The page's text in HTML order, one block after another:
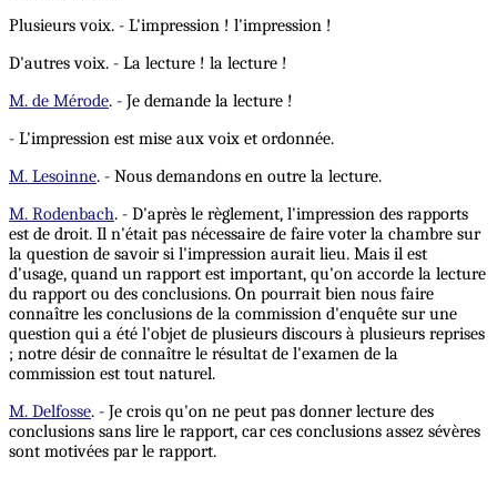
Plusieurs voix. - L'impression ! l'impression !
D'autres voix. - La lecture ! la lecture !
M. de Mérode. - Je demande la lecture !
- L'impression est mise aux voix et ordonnée.
M. Lesoinne. - Nous demandons en outre la lecture.
M. Rodenbach. - D'après le règlement, l'impression des rapports
est de droit. Il n'était pas nécessaire de faire voter la chambre sur
la question de savoir si l'impression aurait lieu. Mais il est
d'usage, quand un rapport est important, qu'on accorde la lecture
du rapport ou des conclusions. On pourrait bien nous faire
connaître les conclusions de la commission d'enquête sur une
question qui a été l'objet de plusieurs discours à plusieurs reprises
; notre désir de connaître le résultat de l'examen de la
commission est tout naturel.
M. Delfosse. - Je crois qu'on ne peut pas donner lecture des
conclusions sans lire le rapport, car ces conclusions assez sévères
sont motivées par le rapport.